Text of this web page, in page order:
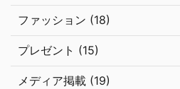
ファッション (18)
プレゼント (15)
メディア掲載 (19)